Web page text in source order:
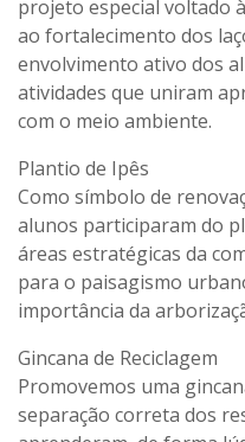
projeto especial voltado
ao fortalecimento dos
envolvimento ativo dos
atividades que uniram
com o meio ambiente.
Plantio de Ipês
Como símbolo de
alunos participaram do
áreas estratégicas da
para o paisagismo
importância da
Gincana de Reciclagem
Promovemos uma
separação correta dos